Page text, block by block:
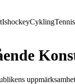
IshockeyCyklingTennis